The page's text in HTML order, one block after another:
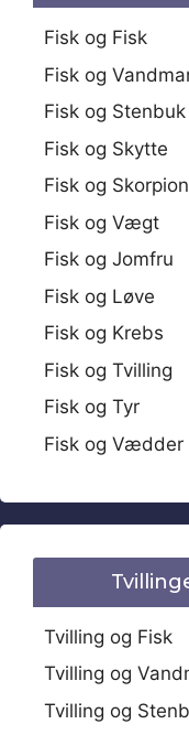
Fisk og Fisk
Fisk og
Fisk og Stenbuk
Fisk og Skytte
Fisk og Skorpion
Fisk og Vægt
Fisk og Jomfru
Fisk og Løve
Fisk og Krebs
Fisk og Tvilling
Fisk og Tyr
Fisk og Vædder
Tvilling og Fisk
Tvilling og
Tvilling og